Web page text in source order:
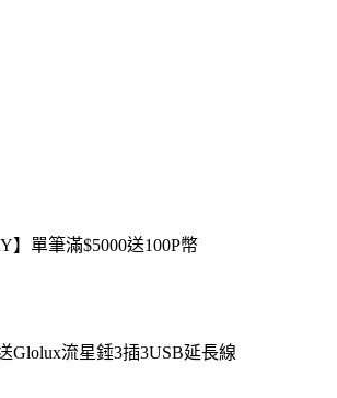
】單筆滿$5000送100P幣
Glolux流星錘3插3USB延長線